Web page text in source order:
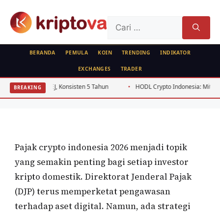
untuk:
BERANDA PEMULA KOIN TRENDING INDIKATOR
EXCHANGES TRADER
BREAKING
5 Tahun HODL Crypto Indonesia: Mitos, Risiko, dan Strategi
Tax Harvesting Crypto 2026: Strategi
Legal Optimalkan Pajak
Pajak crypto indonesia 2026 menjadi topik
yang semakin penting bagi setiap investor
kripto domestik. Direktorat Jenderal Pajak
(DJP) terus memperketat pengawasan
terhadap aset digital. Namun, ada strategi